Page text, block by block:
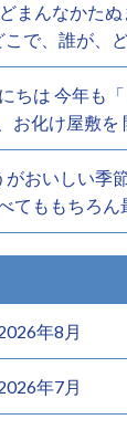
まんなかた
こで、誰が、
ちは 今年も
お化け屋敷を
おいしい季
てももちろん
年8月
年7月